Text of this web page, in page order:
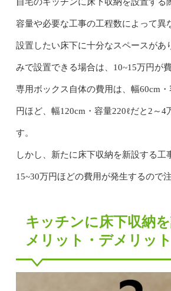
容量や必要な工事の工程数によって異
設置したい床下に十分なスペースがあ
みで設置できる場合は、10~15万円が
専用ボックス自体の費用は、幅60cm
円ほど、幅120cm・容量220ℓだと2～4
す。
しかし、新たに床下収納を新設する工
15~30万円ほどの費用が発生するので
キッチンに床下収納
メリット・デメリット